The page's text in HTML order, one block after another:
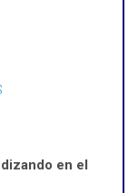
en el